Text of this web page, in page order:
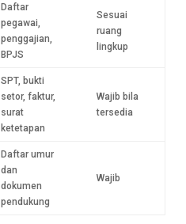
Daftar
pegawai,
penggajian,
BPJS
Sesuai
ruang
lingkup
SPT, bukti
setor, faktur,
surat
ketetapan
Wajib bila
tersedia
Daftar umur
dan
dokumen
pendukung
Wajib